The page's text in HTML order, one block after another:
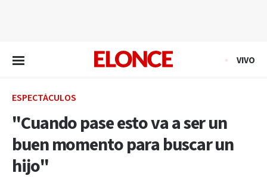
VIVO
ESPECTÁCULOS
"Cuando pase esto va a ser un
buen momento para buscar un
hijo"